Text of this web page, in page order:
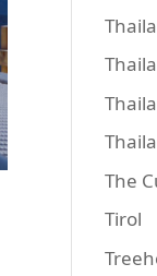
The
Tirol